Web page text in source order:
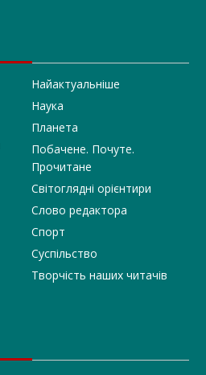
Найактуальніше
Наука
Планета
Побачене. Почуте.
Прочитане
Світоглядні орієнтири
Слово редактора
Спорт
Суспільство
Творчість наших читачів